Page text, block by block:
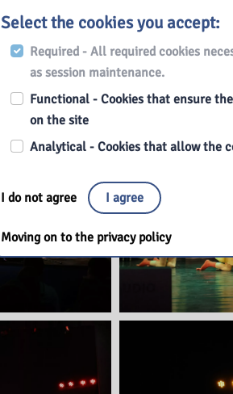
Select the cookies you accept:
Required - All required cookies
as session maintenance.
Functional - Cookies that ensure
on the site
Analytical - Cookies that allow the
I do not agree I agree
Moving on to the privacy policy